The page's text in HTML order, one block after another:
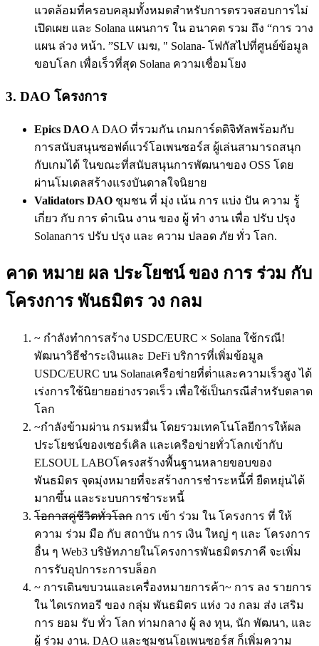
แวดล้อมที่ครอบคลุมทั้งหมดสําหรับการตรวจสอบการไม่
เปิดเผย และ Solana แผนการ ใน อนาคต รวม ถึง “การ วาง
แผน ล่วง หน้า. ”SLV เมฆ, " Solana- โฟกัสไปที่ศูนย์ข้อมูล
ขอบโลก เพื่อเร็วที่สุด Solana ความเชื่อมโยง
3. DAO โครงการ
Epics DAO A DAO ที่รวมกัน เกมการ์ดดิจิทัลพร้อมกับ
การสนับสนุนซอฟต์แวร์โอเพนซอร์ส ผู้เล่นสามารถสนุก
กับเกมได้ ในขณะที่สนับสนุนการพัฒนาของ OSS โดย
ผ่านโมเดลสร้างแรงบันดาลใจนิยาย
Validators DAO ชุมชน ที่ มุ่ง เน้น การ แบ่ง ปัน ความ รู้
เกี่ยว กับ การ ดําเนิน งาน ของ ผู้ ทํา งาน เพื่อ ปรับ ปรุง
Solanaการ ปรับ ปรุง และ ความ ปลอด ภัย ทั่ว โลก.
คาด หมาย ผล ประโยชน์ ของ การ ร่วม กับ
โครงการ พันธมิตร วง กลม
~ กําลังทําการสร้าง USDC/EURC × Solana ใช้กรณี!
พัฒนาวิธีชําระเงินและ DeFi บริการที่เพิ่มข้อมูล
USDC/EURC บน Solanaเครือข่ายที่ต่ําและความเร็วสูง ได้
เร่งการใช้นิยายอย่างรวดเร็ว เพื่อใช้เป็นกรณีสําหรับตลาด
โลก
~กําลังข้ามผ่าน กรมหมื่น โดยรวมเทคโนโลยีการให้ผล
ประโยชน์ของเซอร์เคิล และเครือข่ายทั่วโลกเข้ากับ
ELSOUL LABOโครงสร้างพื้นฐานหลายขอบของ
พันธมิตร จุดมุ่งหมายที่จะสร้างการชําระหนี้ที่ ยืดหยุ่นได้
มากขึ้น และระบบการชําระหนี้
โอกาสคู่ชีวิตทั่วโลก การ เข้า ร่วม ใน โครงการ ที่ ให้
ความ ร่วม มือ กับ สถาบัน การ เงิน ใหญ่ ๆ และ โครงการ
อื่น ๆ Web3 บริษัทภายในโครงการพันธมิตรภาคี จะเพิ่ม
การรับอุปการะการบล็อก
~ การเดินขบวนและเครื่องหมายการค้า~ การ ลง รายการ
ใน ไดเรกทอรี ของ กลุ่ม พันธมิตร แห่ง วง กลม ส่ง เสริม
การ ยอม รับ ทั่ว โลก ท่ามกลาง ผู้ ลง ทุน, นัก พัฒนา, และ
ผู้ ร่วม งาน. DAO และชุมชนโอเพนซอร์ส ก็เพิ่มความ